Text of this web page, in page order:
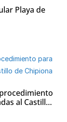
Playa de
al Castillo